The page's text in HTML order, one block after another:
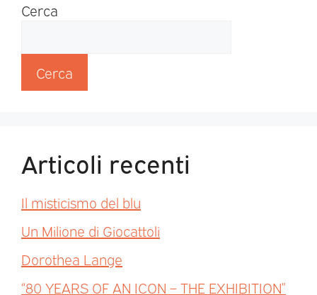
Cerca
Cerca
Articoli recenti
Il misticismo del blu
Un Milione di Giocattoli
Dorothea Lange
“80 YEARS OF AN ICON – THE EXHIBITION”